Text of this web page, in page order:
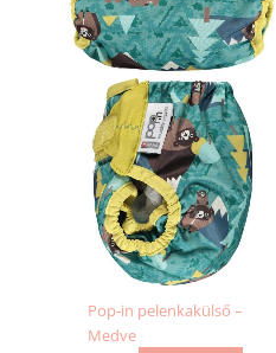
Pop-in pelenkakülső –
Medve